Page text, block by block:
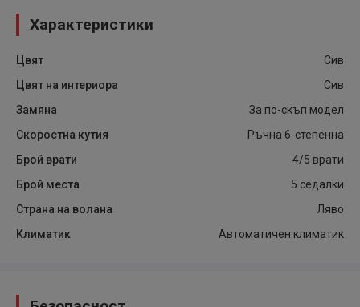
Характеристики
Цвят
Сив
Цвят на интериора
Сив
Замяна
За по-скъп модел
Скоростна кутия
Ръчна 6-степенна
Брой врати
4/5 врати
Брой места
5 седалки
Страна на волана
Ляво
Климатик
Автоматичен климатик